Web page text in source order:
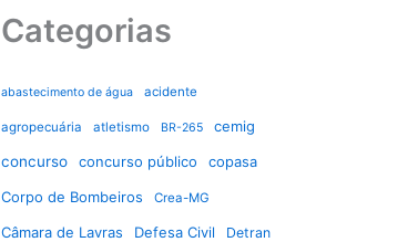
Categorias
abastecimento de água acidente
agropecuária atletismo BR-265
cemig
concurso
concurso público
copasa
Corpo de Bombeiros
Crea-MG
Câmara de Lavras Defesa Civil Detran